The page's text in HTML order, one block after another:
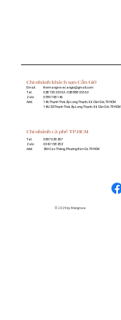
Chi nhánh khách sạn Cần Giờ
Email:
Tel:
Zalo:
Add:
themangrovecangio@gmail.com
028 730 333 63 - 028 888 333 63
0789 198 146
146 Thạnh Thới, Ấp Long Thạnh, Xã Cần Giờ, TP. HCM
146/22 Thạnh Thới, Ấp Long Thạnh, Xã Cần Giờ, TP. HCM
Chi nhánh cà phê TP.HCM
Tel:
Zalo:
Add:
0387 629 297
0343 158 252
29A Cao Thắng, Phường Bàn Cờ, TP. HCM
© 2025 by Mangrove